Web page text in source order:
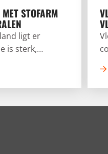
STOFARM
ligt er
is sterk,
kan er
Denk aan